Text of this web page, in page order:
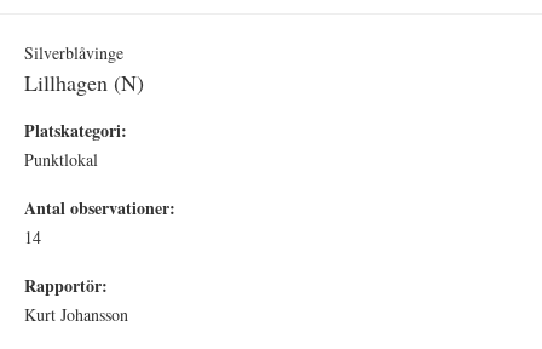
Silverblåvinge
Lillhagen (N)
Platskategori:
Punktlokal
Antal observationer:
14
Rapportör:
Kurt Johansson